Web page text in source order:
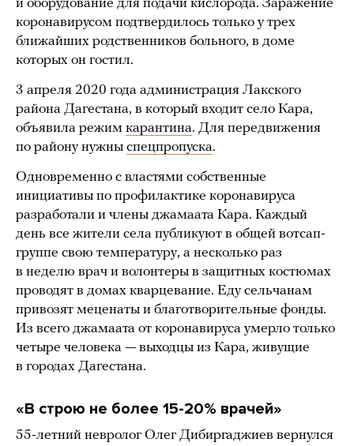
и оборудование для подачи кислорода. Заражение
коронавирусом подтвердилось только у трех
ближайших родственников больного, в доме
которых он гостил.
3 апреля 2020 года администрация Лакского
района Дагестана, в который входит село Кара,
объявила режим карантина. Для передвижения
по району нужны спецпропуска.
Одновременно с властями собственные
инициативы по профилактике коронавируса
разработали и члены джамаата Кара. Каждый
день все жители села публикуют в общей вотсап-
группе свою температуру, а несколько раз
в неделю врач и волонтеры в защитных костюмах
проводят в домах кварцевание. Еду сельчанам
привозят меценаты и благотворительные фонды.
Из всего джамаата от коронавируса умерло только
четыре человека — выходцы из Кара, живущие
в городах Дагестана.
«В строю не более 15-20% врачей»
55-летний невролог Олег Дибиргаджиев вернулся